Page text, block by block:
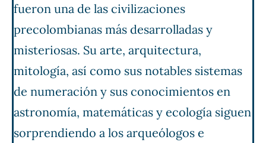
fueron una de las civilizaciones
precolombianas más desarrolladas y
misteriosas. Su arte, arquitectura,
mitología, así como sus notables sistemas
de numeración y sus conocimientos en
astronomía, matemáticas y ecología siguen
sorprendiendo a los arqueólogos e